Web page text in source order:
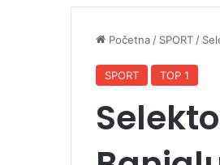
Početna/ SPORT/
SPORT TOP 1